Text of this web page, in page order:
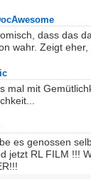
dass das
wahr. Zeigt
mal mit
es genossen
jetzt RL FILM !!!